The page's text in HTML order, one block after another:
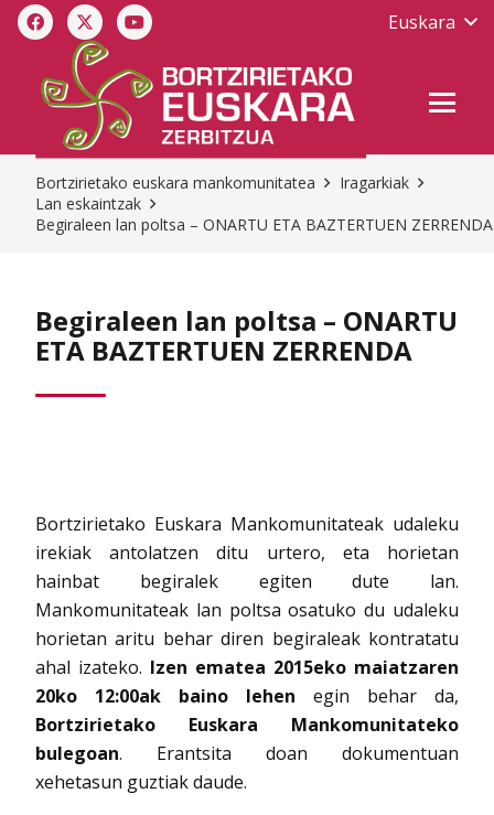
Euskara
Bortzirietako euskara mankomunitatea
Iragarkiak
Lan eskaintzak
Begiraleen lan poltsa – ONARTU ETA BAZTERTUEN ZERRENDA
Begiraleen lan poltsa – ONARTU
ETA BAZTERTUEN ZERRENDA
Bortzirietako Euskara Mankomunitateak udaleku
irekiak antolatzen ditu urtero, eta horietan
hainbat begiralek egiten dute lan.
Mankomunitateak lan poltsa osatuko du udaleku
horietan aritu behar diren begiraleak kontratatu
ahal izateko. Izen ematea 2015eko maiatzaren
20ko 12:00ak baino lehen egin behar da,
Bortzirietako Euskara Mankomunitateko
bulegoan. Erantsita doan dokumentuan
xehetasun guztiak daude.